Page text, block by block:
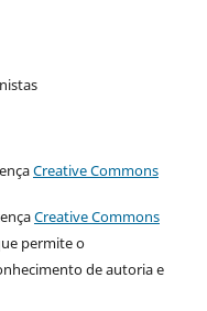
Creative Commons
Creative Commons
permite o
de autoria e